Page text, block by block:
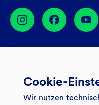
Banking App
Service
Unsere Angebote
Girokonto
Cookie-
Wir nutzen